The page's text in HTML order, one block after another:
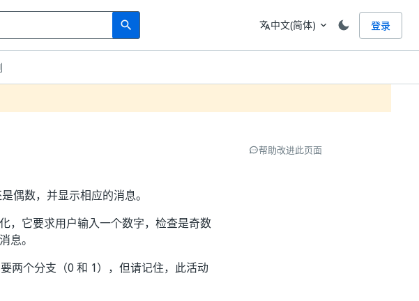
search
Search 语言
translate中文(简体) expand_more 登录
偶数，并显示相应的消息。
，它要求用户输入一个数字，检查是奇数
息。
两个分支（0 和 1），但请记住，此活动
帮助改进此页面